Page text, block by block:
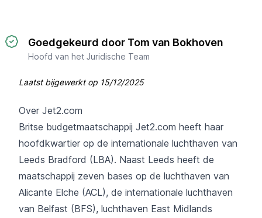
Goedgekeurd door Tom van Bokhoven
Hoofd van het Juridische Team
Laatst bijgewerkt op 15/12/2025
Over Jet2.com
Britse budgetmaatschappij Jet2.com heeft haar
hoofdkwartier op de internationale luchthaven van
Leeds Bradford (LBA). Naast Leeds heeft de
maatschappij zeven bases op de luchthaven van
Alicante Elche (ACL), de internationale luchthaven
van Belfast (BFS), luchthaven East Midlands